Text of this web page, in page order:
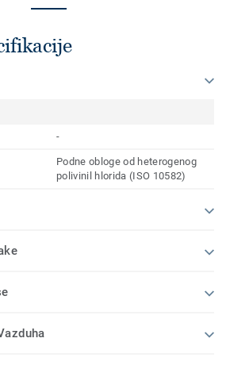
-
Podne obloge od heterogenog
polivinil hlorida (ISO 10582)